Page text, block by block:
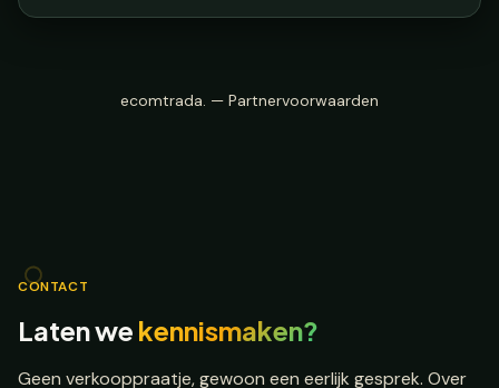
ecomtrada. — Partnervoorwaarden
CONTACT
Laten we kennismaken?
Geen verkooppraatje, gewoon een eerlijk gesprek. Over